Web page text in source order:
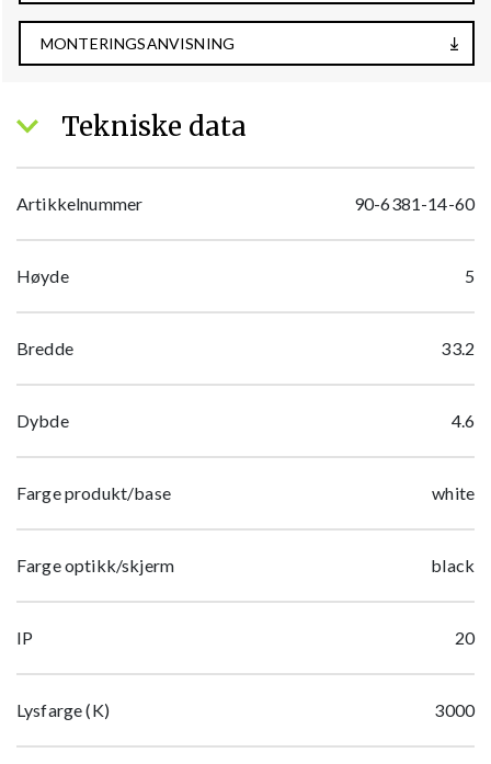
MONTERINGSANVISNING
Tekniske data
Artikkelnummer 90-6381-14-60
Høyde 5
Bredde 33.2
Dybde 4.6
Farge produkt/base white
Farge optikk/skjerm black
IP 20
Lysfarge (K) 3000